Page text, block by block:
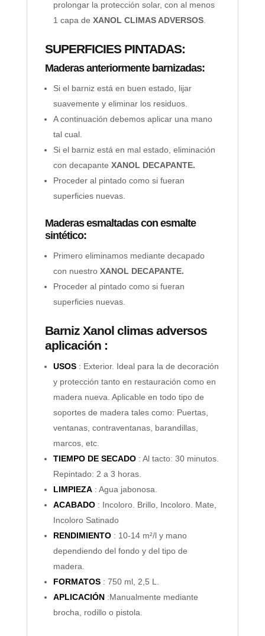
prolongar la protección solar, con al menos
1 capa de XANOL CLIMAS ADVERSOS.
SUPERFICIES PINTADAS:
Maderas anteriormente barnizadas:
Si el barniz está en buen estado, lijar
suavemente y eliminar los residuos.
A continuación debemos aplicar una mano
tal cual.
Si el barniz está en mal estado, eliminación
con decapante XANOL DECAPANTE.
Proceder al pintado como si fueran
superficies nuevas.
Maderas esmaltadas con esmalte
sintético:
Primero eliminamos mediante decapado
con nuestro XANOL DECAPANTE.
Proceder al pintado como si fueran
superficies nuevas.
Barniz Xanol climas adversos
aplicación :
USOS: Exterior. Ideal para la de decoración
y protección tanto en restauración como en
madera nueva. Aplicable en todo tipo de
soportes de madera tales como: Puertas,
ventanas, contraventanas, barandillas,
marcos, etc.
TIEMPO DE SECADO: Al tacto: 30 minutos.
Repintado: 2 a 3 horas.
LIMPIEZA: Agua jabonosa.
ACABADO: Incoloro. Brillo, Incoloro. Mate,
Incoloro Satinado
RENDIMIENTO: 10-14 m²/l y mano
dependiendo del fondo y del tipo de
madera.
FORMATOS: 750 ml, 2,5 L.
APLICACIÓN:Manualmente mediante
brocha, rodillo o pistola.